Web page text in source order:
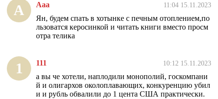
А Ааа 11:04 15.11.2023
Ян, будем спать в хотынке с печным отоплением,по
льзоватся керосинкой и читать книги вместо просм
отра телика
1 111 10:12 15.11.2023
а вы че хотели, наплодили монополий, госкомпани
й и олигархов околоплавающих, конкуренцию убил
и и рубль обвалили до 1 цента США практически.